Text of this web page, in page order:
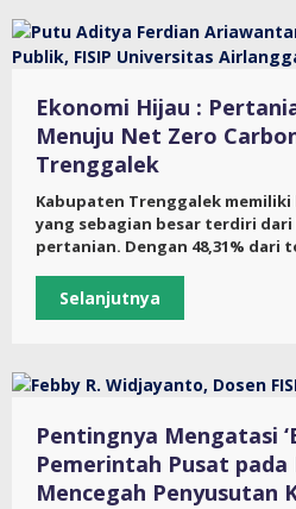
Ekonomi Hijau :
Menuju Net Zero
Trenggalek
Kabupaten Trenggalek memiliki
yang sebagian besar terdiri
pertanian. Dengan 48,31% dari
Selanjutnya
Pentingnya Mengatasi
Pemerintah Pusat pada
Mencegah Penyusutan